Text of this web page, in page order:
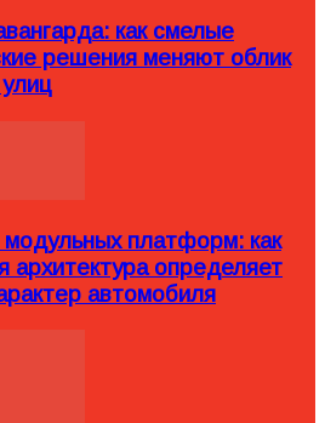
как смелые
решения меняют облик
платформ: как
архитектура определяет
автомобиля